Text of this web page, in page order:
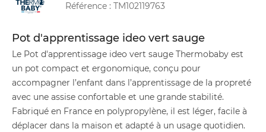
Référence : TM102119763
Pot d'apprentissage ideo vert sauge
Le Pot d'apprentissage ideo vert sauge Thermobaby est
un pot compact et ergonomique, conçu pour
accompagner l’enfant dans l’apprentissage de la propreté
avec une assise confortable et une grande stabilité.
Fabriqué en France en polypropylène, il est léger, facile à
déplacer dans la maison et adapté à un usage quotidien.